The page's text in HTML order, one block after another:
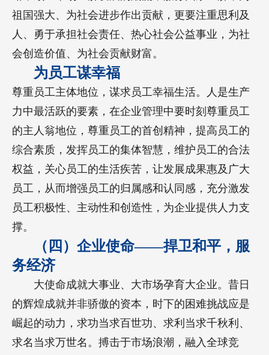
祖国强大、为社会进步作出贡献，更要注重思利及
人、勇于承担社会责任、热心社会公益事业，为社
会创造价值、为社会贡献财富。
为员工谋幸福
尊重员工主体地位，谋求员工幸福生活。人是生产
力中最活跃的要素，在企业管理中要时刻尊重员工
的主人翁地位，尊重员工的首创精神，提高员工的
综合素质，发挥员工的集体智慧，维护员工的合法
权益，关心员工的生活疾苦，让发展成果惠及广大
员工，从而增强员工的归属感和认同感，充分激发
员工积极性、主动性和创造性，为企业提供人力支
撑。
（四）企业使命——捍卫和平，服
务经济
大使命成就大事业、大市场孕育大企业。昔日
的辉煌成就并非骄傲的资本，时下的困难挑战应是
崛起的动力，求功当求百世功、求利当求千秋利、
求名当求万世名。搏击于市场浪潮，融入全球竞